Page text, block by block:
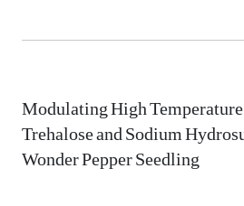
Modulating High
Trehalose and Sodium
Wonder Pepper Seedling